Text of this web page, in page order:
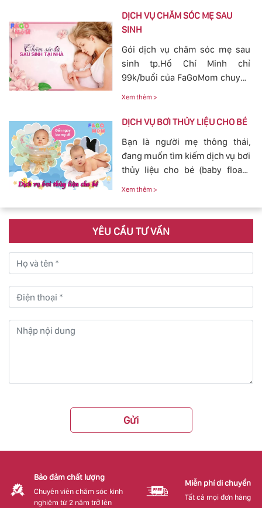
Bởi vậy, nhu cầu tắm cho trẻ sơ
sinh ngày càn lớn, với dịch vụ
FaGoMom cung cấp tới các mẹ
không cần phải lo nghĩ về
chuyện massage và tắm cho
con yêu của mình.
DỊCH VỤ CHĂM SÓC MẸ SAU
SINH
Gói dịch vụ chăm sóc mẹ sau
sinh tp.Hồ Chí Minh chỉ
99k/buổi của FaGoMom chuyên
nghiệp, Dịch Vụ Hoàn Hảo,
yên tâm cho mẹ và bé.
Xem thêm >
DỊCH VỤ BƠI THỦY LIỆU CHO BÉ
Bạn là người mẹ thông thái,
đang muốn tìm kiếm dịch vụ bơi
thủy liệu cho bé (baby fload)
đảm bảo uy tín và chất lượng.
Xem thêm >
YÊU CẦU TƯ VẤN
Gửi
Bảo đảm chất lượng
Chuyên viên chăm sóc kinh
nghiệm từ 2 năm trở lên
Miễn phí di chuyển
Tất cả mọi đơn hàng